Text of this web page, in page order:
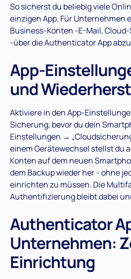
So sicherst du beliebig viele
einzigen App. Für Unternehmen
Business-Konten -E-Mail, Cloud-
-über die Authenticator App
App-
und
Aktiviere in den App-
Sicherung, bevor du dein
Einstellungen →
einem Gerätewechsel stellst du
Konten auf dem neuen
dem Backup wieder her - ohne
einrichten zu müssen. Die
Authentifizierung bleibt dabei
Authenticator
Unternehmen:
Einrichtung